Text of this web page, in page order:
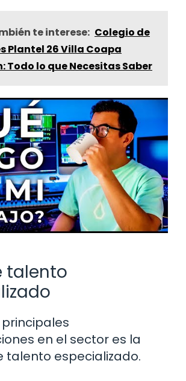
te interese: Colegio de
Plantel 26 Villa Coapa
Todo lo que Necesitas Saber
talento
en el sector es la
talento especializado.